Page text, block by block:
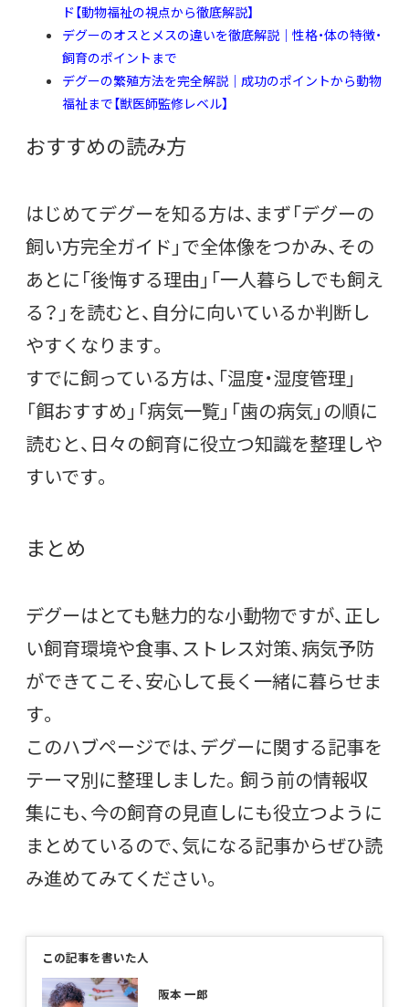
ド【動物福祉の視点から徹底解説】
デグーのオスとメスの違いを徹底解説｜性格・体の特徴・
飼育のポイントまで
デグーの繁殖方法を完全解説｜成功のポイントから動物
福祉まで【獣医師監修レベル】
おすすめの読み方
はじめてデグーを知る方は、まず「デグーの
飼い方完全ガイド」で全体像をつかみ、その
あとに「後悔する理由」「一人暮らしでも飼え
る？」を読むと、自分に向いているか判断し
やすくなります。
すでに飼っている方は、「温度・湿度管理」
「餌おすすめ」「病気一覧」「歯の病気」の順に
読むと、日々の飼育に役立つ知識を整理しや
すいです。
まとめ
デグーはとても魅力的な小動物ですが、正し
い飼育環境や食事、ストレス対策、病気予防
ができてこそ、安心して長く一緒に暮らせま
す。
このハブページでは、デグーに関する記事を
テーマ別に整理しました。飼う前の情報収
集にも、今の飼育の見直しにも役立つように
まとめているので、気になる記事からぜひ読
み進めてみてください。
この記事を書いた人
阪本 一郎